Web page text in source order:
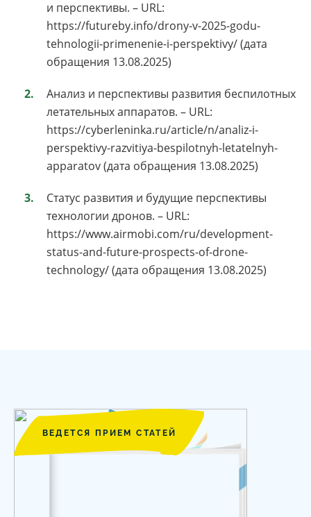
и перспективы. – URL:
https://futureby.info/drony-v-2025-godu-
tehnologii-primenenie-i-perspektivy/ (дата
обращения 13.08.2025)
Анализ и перспективы развития беспилотных
летательных аппаратов. – URL:
https://cyberleninka.ru/article/n/analiz-i-
perspektivy-razvitiya-bespilotnyh-letatelnyh-
apparatov (дата обращения 13.08.2025)
Статус развития и будущие перспективы
технологии дронов. – URL:
https://www.airmobi.com/ru/development-
status-and-future-prospects-of-drone-
technology/ (дата обращения 13.08.2025)
ВЕДЕТСЯ ПРИЕМ СТАТЕЙ